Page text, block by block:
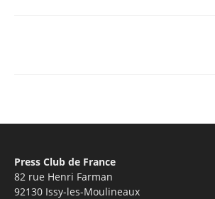
Press Club de France
82 rue Henri Farman
92130 Issy-les-Moulineaux